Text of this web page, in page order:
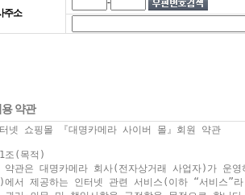
주소
용 약관